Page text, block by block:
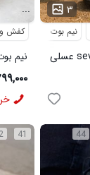
...
کفش
6427
۷۹۹,۰۰۰
۳
نیم بوت مردانه
نیم بوت مردانه مدل sevin عسلی
41 44